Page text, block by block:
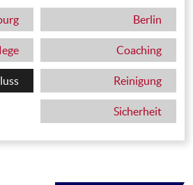
Berlin
Coaching
Reinigung
Sicherheit